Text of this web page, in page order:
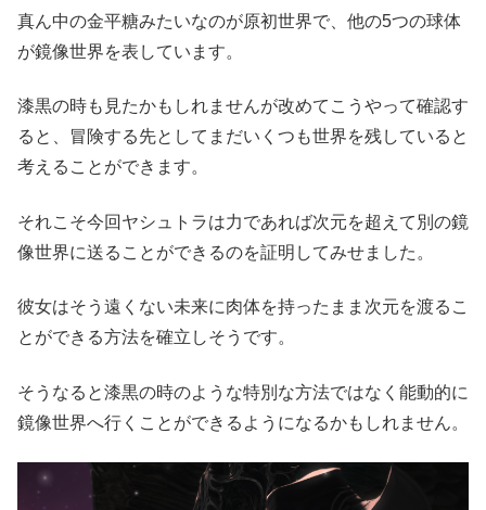
真ん中の金平糖みたいなのが原初世界で、他の5つの球体
が鏡像世界を表しています。
漆黒の時も見たかもしれませんが改めてこうやって確認す
ると、冒険する先としてまだいくつも世界を残していると
考えることができます。
それこそ今回ヤシュトラは力であれば次元を超えて別の鏡
像世界に送ることができるのを証明してみせました。
彼女はそう遠くない未来に肉体を持ったまま次元を渡るこ
とができる方法を確立しそうです。
そうなると漆黒の時のような特別な方法ではなく能動的に
鏡像世界へ行くことができるようになるかもしれません。